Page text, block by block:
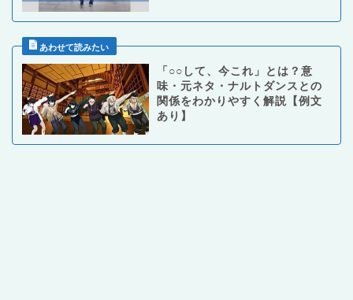
「○○して、今これ」とは？意
味・元ネタ・ナルトダンスとの
関係をわかりやすく解説【例文
あり】